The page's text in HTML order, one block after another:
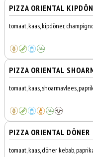
PIZZA ORIENTAL
tomaat, kaas, kipdöner,
PIZZA ORIENTAL
tomaat, kaas, shoarmavlees,
PIZZA ORIENTAL DÖNER
tomaat, kaas, döner kebab,